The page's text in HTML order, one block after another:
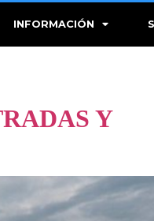
INFORMACIÓN
Y